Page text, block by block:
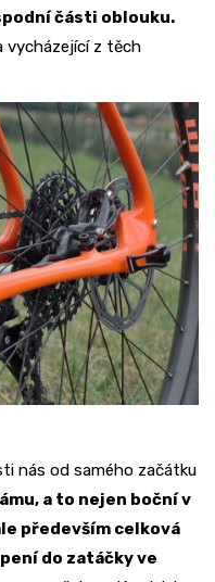
části oblouku.
vycházející z těch
nás od samého začátku
a to nejen boční v
především celková
do zatáčky ve